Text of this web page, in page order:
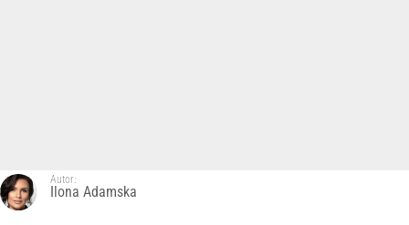
Autor:
Ilona Adamska